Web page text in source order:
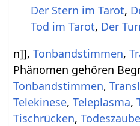
Der Stern im Tarot,
Tod im Tarot, Der
n]],Tonbandstimmen,
Phänomen gehören
Tonbandstimmen,
Telekinese,Teleplasma,
Tischrücken,